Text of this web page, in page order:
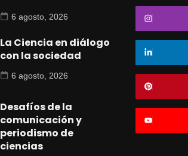
6 agosto, 2026
La Ciencia en diálogo
con la sociedad
6 agosto, 2026
Desafíos de la
comunicación y
periodismo de
ciencias